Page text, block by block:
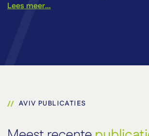
Lees meer...
AVIV PUBLICATIES